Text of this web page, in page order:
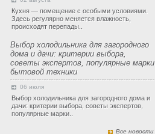
Кухня — помещение с особыми условиями.
Здесь регулярно меняется влажность,
происходят перепады..
Выбор холодильника для загородного
дома и дачи: критерии выбора,
советы экспертов, популярные марки
бытовой техники
06 июля
Выбор холодильника для загородного дома и
дачи: критерии выбора, советы экспертов,
популярные марки..
Все новости